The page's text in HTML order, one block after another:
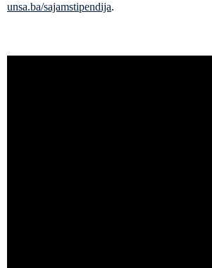
unsa.ba/sajamstipendija.